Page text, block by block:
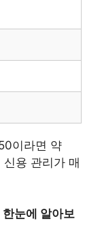
이라면 약
용 관리가 매
눈에 알아보